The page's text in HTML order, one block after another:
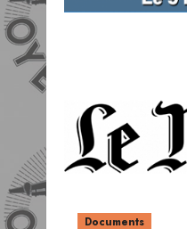
Documents